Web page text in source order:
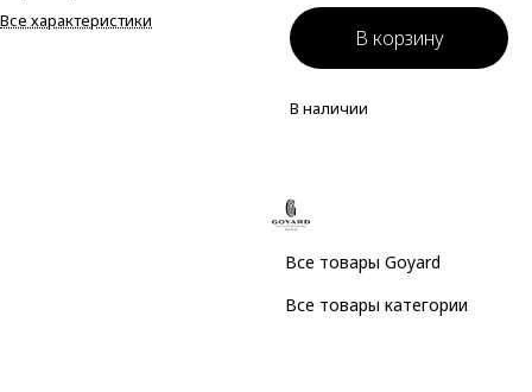
Все характеристики
В корзину
В наличии
Все товары Goyard
Все товары категории